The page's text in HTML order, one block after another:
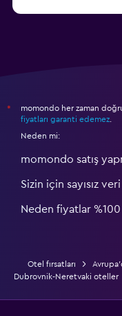
*
momondo her zaman
fiyatları garanti edemez
Neden mi:
momondo satış
Sizin için sayısız
Neden fiyatlar
Otel fırsatları
Dubrovnik-Neretvaki oteller